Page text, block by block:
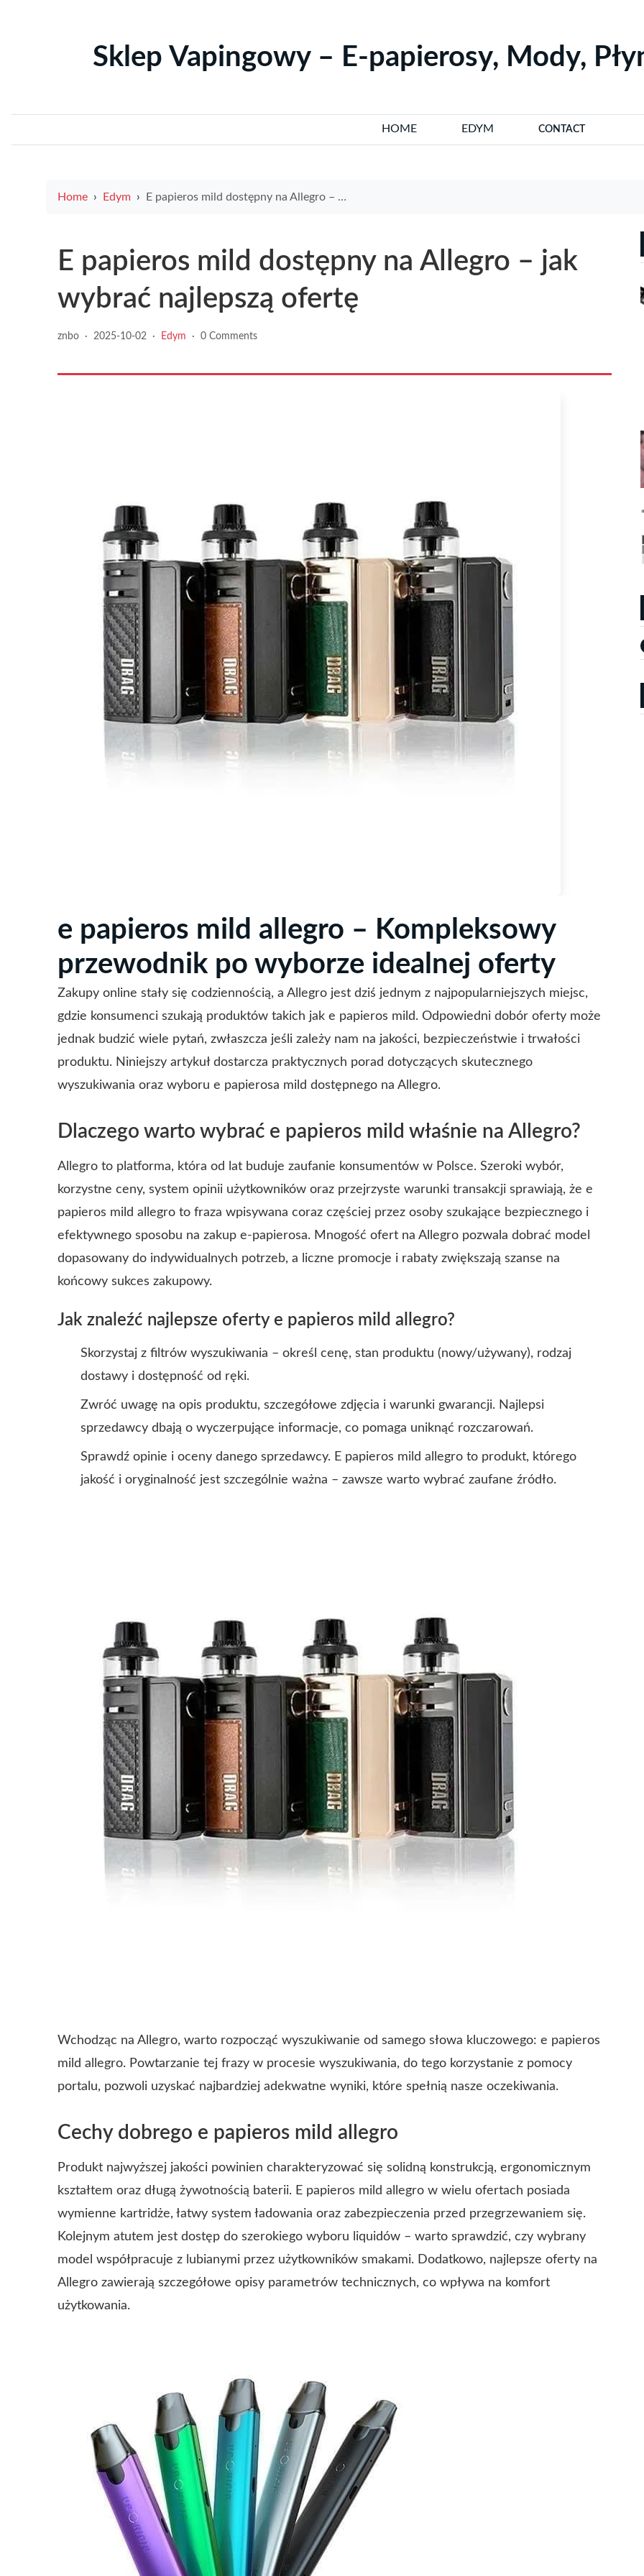
Sklep Vapingowy – E-papierosy, Mody,
HOME EDYM CONTACT
Home Edym E papieros mild dostępny na Allegro – jak wybrać najlepszą ofertę
E papieros mild dostępny na Allegro – jak
wybrać najlepszą ofertę
znbo · 2025-10-02 · Edym · 0 Comments
e papieros mild allegro – Kompleksowy
przewodnik po wyborze idealnej oferty
Zakupy online stały się codziennością, a Allegro jest dziś jednym z najpopularniejszych miejsc,
gdzie konsumenci szukają produktów takich jak e papieros mild. Odpowiedni dobór oferty może
jednak budzić wiele pytań, zwłaszcza jeśli zależy nam na jakości, bezpieczeństwie i trwałości
produktu. Niniejszy artykuł dostarcza praktycznych porad dotyczących skutecznego
wyszukiwania oraz wyboru e papierosa mild dostępnego na Allegro.
Dlaczego warto wybrać e papieros mild właśnie na Allegro?
Allegro to platforma, która od lat buduje zaufanie konsumentów w Polsce. Szeroki wybór,
korzystne ceny, system opinii użytkowników oraz przejrzyste warunki transakcji sprawiają, że e
papieros mild allegro to fraza wpisywana coraz częściej przez osoby szukające bezpiecznego i
efektywnego sposobu na zakup e-papierosa. Mnogość ofert na Allegro pozwala dobrać model
dopasowany do indywidualnych potrzeb, a liczne promocje i rabaty zwiększają szanse na
końcowy sukces zakupowy.
Jak znaleźć najlepsze oferty e papieros mild allegro?
Skorzystaj z filtrów wyszukiwania – określ cenę, stan produktu (nowy/używany), rodzaj
dostawy i dostępność od ręki.
Zwróć uwagę na opis produktu, szczegółowe zdjęcia i warunki gwarancji. Najlepsi
sprzedawcy dbają o wyczerpujące informacje, co pomaga uniknąć rozczarowań.
Sprawdź opinie i oceny danego sprzedawcy. E papieros mild allegro to produkt, którego
jakość i oryginalność jest szczególnie ważna – zawsze warto wybrać zaufane źródło.
Wchodząc na Allegro, warto rozpocząć wyszukiwanie od samego słowa kluczowego: e papieros
mild allegro. Powtarzanie tej frazy w procesie wyszukiwania, do tego korzystanie z pomocy
portalu, pozwoli uzyskać najbardziej adekwatne wyniki, które spełnią nasze oczekiwania.
Cechy dobrego e papieros mild allegro
Produkt najwyższej jakości powinien charakteryzować się solidną konstrukcją, ergonomicznym
kształtem oraz długą żywotnością baterii. E papieros mild allegro w wielu ofertach posiada
wymienne kartridże, łatwy system ładowania oraz zabezpieczenia przed przegrzewaniem się.
Kolejnym atutem jest dostęp do szerokiego wyboru liquidów – warto sprawdzić, czy wybrany
model współpracuje z lubianymi przez użytkowników smakami. Dodatkowo, najlepsze oferty na
Allegro zawierają szczegółowe opisy parametrów technicznych, co wpływa na komfort
użytkowania.